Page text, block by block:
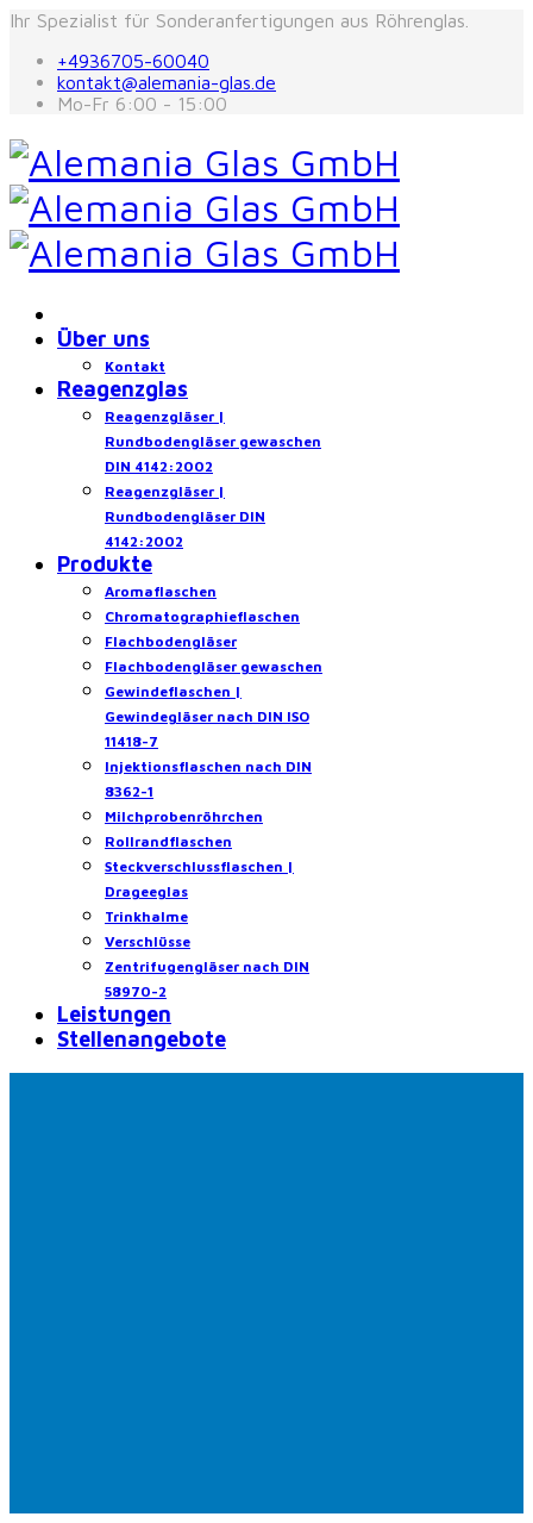
Ihr Spezialist für Sonderanfertigungen aus Röhrenglas.
+4936705-60040
kontakt@alemania-glas.de
Mo-Fr 6:00 - 15:00
Über uns
Kontakt
Reagenzglas
Reagenzgläser |
Rundbodengläser gewaschen
DIN 4142:2002
Reagenzgläser |
Rundbodengläser DIN
4142:2002
Produkte
Aromaflaschen
Chromatographieflaschen
Flachbodengläser
Flachbodengläser gewaschen
Gewindeflaschen |
Gewindegläser nach DIN ISO
11418-7
Injektionsflaschen nach DIN
8362-1
Milchprobenröhrchen
Rollrandflaschen
Steckverschlussflaschen |
Drageeglas
Trinkhalme
Verschlüsse
Zentrifugengläser nach DIN
58970-2
Leistungen
Stellenangebote